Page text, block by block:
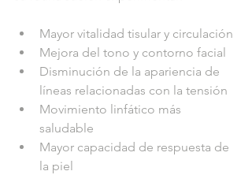
Mayor vitalidad tisular y circulación
Mejora del tono y contorno facial
Disminución de la apariencia de
líneas relacionadas con la tensión
Movimiento linfático más
saludable
Mayor capacidad de respuesta de
la piel